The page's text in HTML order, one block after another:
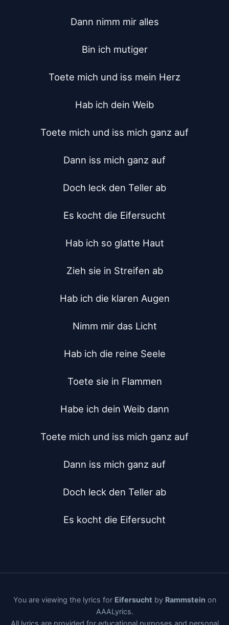
Dann nimm mir alles
Bin ich mutiger
Toete mich und iss mein Herz
Hab ich dein Weib
Toete mich und iss mich ganz auf
Dann iss mich ganz auf
Doch leck den Teller ab
Es kocht die Eifersucht
Hab ich so glatte Haut
Zieh sie in Streifen ab
Hab ich die klaren Augen
Nimm mir das Licht
Hab ich die reine Seele
Toete sie in Flammen
Habe ich dein Weib dann
Toete mich und iss mich ganz auf
Dann iss mich ganz auf
Doch leck den Teller ab
Es kocht die Eifersucht
You are viewing the lyrics for Eifersucht by Rammstein on
AAALyrics.
All lyrics are provided for educational purposes and personal